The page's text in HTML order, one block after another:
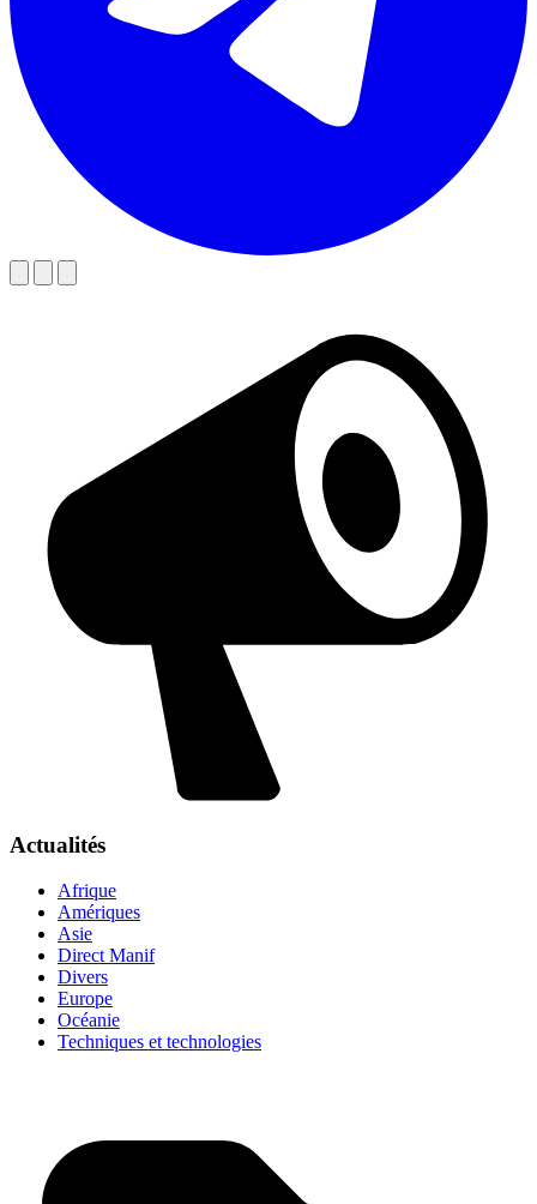
Actualités
Afrique
Amériques
Asie
Direct Manif
Divers
Europe
Océanie
Techniques et technologies